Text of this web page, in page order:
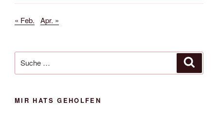
« Feb. Apr. »
nach:
MIR HATS GEHOLFEN